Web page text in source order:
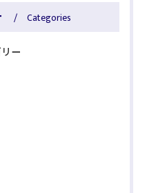
Categories
ー